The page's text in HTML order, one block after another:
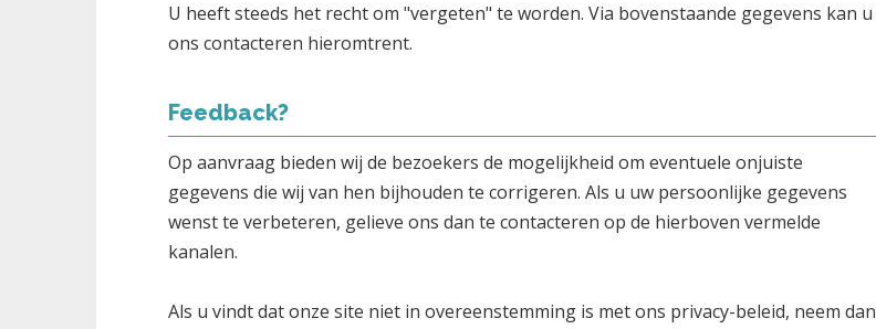
U heeft steeds het recht om "vergeten" te worden. Via bovenstaande gegevens kan u
ons contacteren hieromtrent.
Feedback?
Op aanvraag bieden wij de bezoekers de mogelijkheid om eventuele onjuiste
gegevens die wij van hen bijhouden te corrigeren. Als u uw persoonlijke gegevens
wenst te verbeteren, gelieve ons dan te contacteren op de hierboven vermelde
kanalen.
Als u vindt dat onze site niet in overeenstemming is met ons privacy-beleid, neem dan